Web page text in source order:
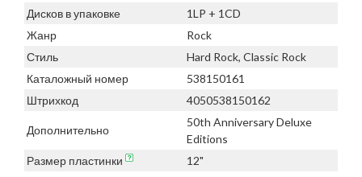
Дисков в упаковке
1LP + 1CD
Жанр
Rock
Стиль
Hard Rock, Classic Rock
Каталожный номер
538150161
Штрихкод
4050538150162
Дополнительно
50th Anniversary Deluxe
Editions
Размер пластинки
12"